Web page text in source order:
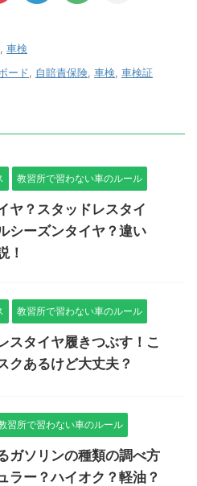
車検
ード 自賠責保険 車検 車検証
教習所で習わない車のルール
ヤ？スタッドレスタイ
シーズンタイヤ？違い
！
教習所で習わない車のルール
スタイヤ履きつぶす！こ
クあるけど大丈夫？
習所で習わない車のルール
ガソリンの種類の調べ方
ラー？ハイオク？軽油？